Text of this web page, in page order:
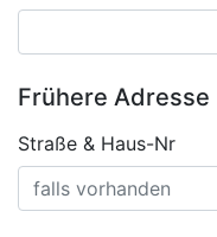
Frühere Adresse
Straße & Haus-Nr